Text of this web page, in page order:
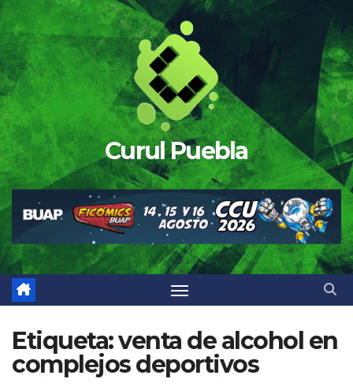
Saltar
al
contenido
Curul Puebla
Etiqueta:venta de alcohol en
complejos deportivos